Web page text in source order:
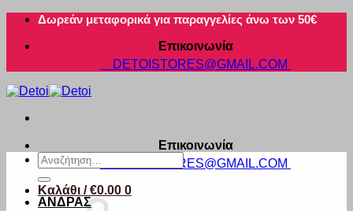
Μετάβαση
περιεχόμενο
Δωρεάν μεταφορικά για παραγγελίες άνω των 50€
Επικοινωνία
DETOISTORES@GMAIL.COM
Επικοινωνία
DETOISTORES@GMAIL.COM
Καλάθι /€0.00 0
Αναζήτηση
για:
ΑΝΔΡΑΣ